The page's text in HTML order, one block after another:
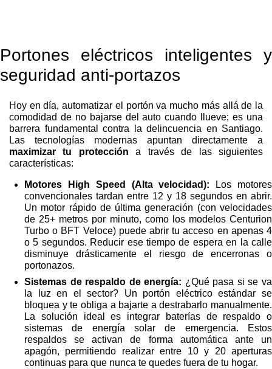
Portones eléctricos inteligentes y
seguridad anti-portazos
Hoy en día, automatizar el portón va mucho más allá de la
comodidad de no bajarse del auto cuando llueve; es una
barrera fundamental contra la delincuencia en Santiago.
Las tecnologías modernas apuntan directamente a
maximizar tu protección a través de las siguientes
características:
Motores High Speed (Alta velocidad): Los motores
convencionales tardan entre 12 y 18 segundos en abrir.
Un motor rápido de última generación (con velocidades
de 25+ metros por minuto, como los modelos Centurion
Turbo o BFT Veloce) puede abrir tu acceso en apenas 4
o 5 segundos. Reducir ese tiempo de espera en la calle
disminuye drásticamente el riesgo de encerronas o
portonazos.
Sistemas de respaldo de energía: ¿Qué pasa si se va
la luz en el sector? Un portón eléctrico estándar se
bloquea y te obliga a bajarte a destrabarlo manualmente.
La solución ideal es integrar baterías de respaldo o
sistemas de energía solar de emergencia. Estos
respaldos se activan de forma automática ante un
apagón, permitiendo realizar entre 10 y 20 aperturas
continuas para que nunca te quedes fuera de tu hogar.